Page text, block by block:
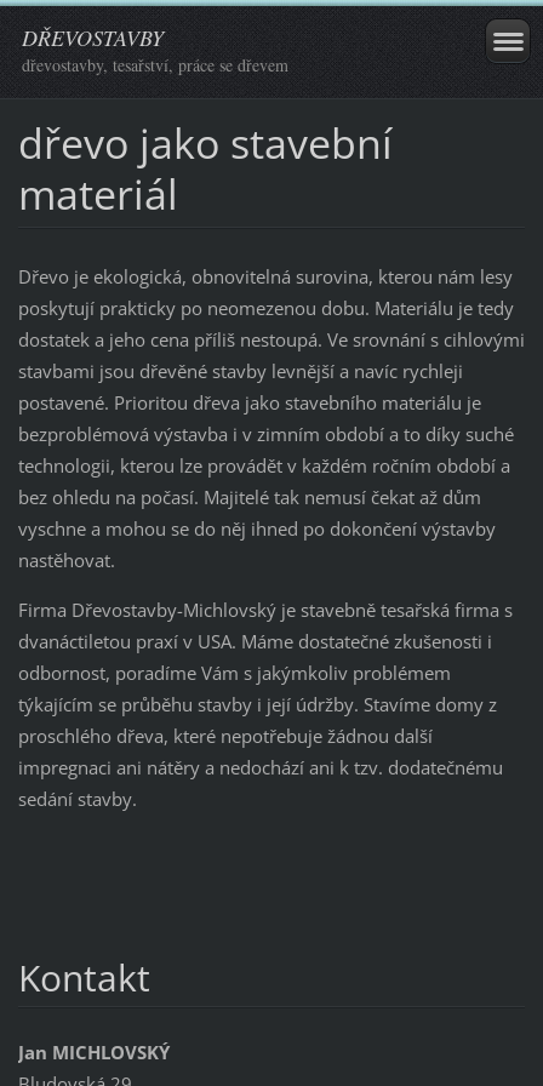
DŘEVOSTAVBY
dřevostavby, tesařství, práce se dřevem
dřevo jako stavební
materiál
Dřevo je ekologická, obnovitelná surovina, kterou nám lesy
poskytují prakticky po neomezenou dobu. Materiálu je tedy
dostatek a jeho cena příliš nestoupá. Ve srovnání s cihlovými
stavbami jsou dřevěné stavby levnější a navíc rychleji
postavené. Prioritou dřeva jako stavebního materiálu je
bezproblémová výstavba i v zimním období a to díky suché
technologii, kterou lze provádět v každém ročním období a
bez ohledu na počasí. Majitelé tak nemusí čekat až dům
vyschne a mohou se do něj ihned po dokončení výstavby
nastěhovat.
Firma Dřevostavby-Michlovský je stavebně tesařská firma s
dvanáctiletou praxí v USA. Máme dostatečné zkušenosti i
odbornost, poradíme Vám s jakýmkoliv problémem
týkajícím se průběhu stavby i její údržby. Stavíme domy z
proschlého dřeva, které nepotřebuje žádnou další
impregnaci ani nátěry a nedochází ani k tzv. dodatečnému
sedání stavby.
Kontakt
Jan MICHLOVSKÝ